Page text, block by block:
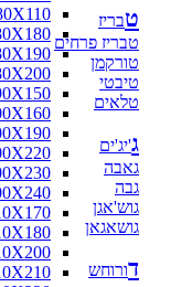
טבריז
טבריז פרחים
טורקמן
טיבטי
טלאים
ג'יג'ים
גאבה
גבה
גוש'אגן
גושאגאן
דורוחש
200X100
200X130
200X140
200X150
200X80
210X130
210X140
210X240
216X250
220X100
220X110
220X120
220X130